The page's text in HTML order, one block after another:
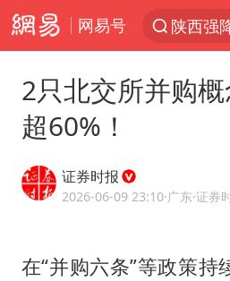
网易号
探寻“
长城
印度暴
美国
2只北交所并购
超60%！
证券时报
2026-06-09 23:10·广东
在“并购六条”等政策持